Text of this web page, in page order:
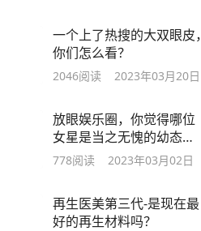
一个上了热搜的大双眼皮，
你们怎么看？
2046阅读 2023年03月20日
放眼娱乐圈，你觉得哪位
女星是当之无愧的幼态
脸？
778阅读 2023年03月02日
再生医美第三代-是现在最
好的再生材料吗？